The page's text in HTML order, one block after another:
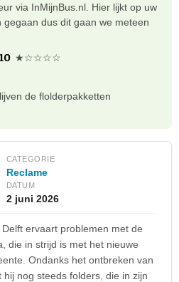
via InMijnBus.nl. Hier lijkt op uw
dus dit gaan we meteen
★☆☆☆☆
de flolderpakketten
CATEGORIE
Reclame
DATUM
2 juni 2026
ervaart problemen met de
die in strijd is met het nieuwe
Ondanks het ontbreken van
nog steeds folders, die in zijn